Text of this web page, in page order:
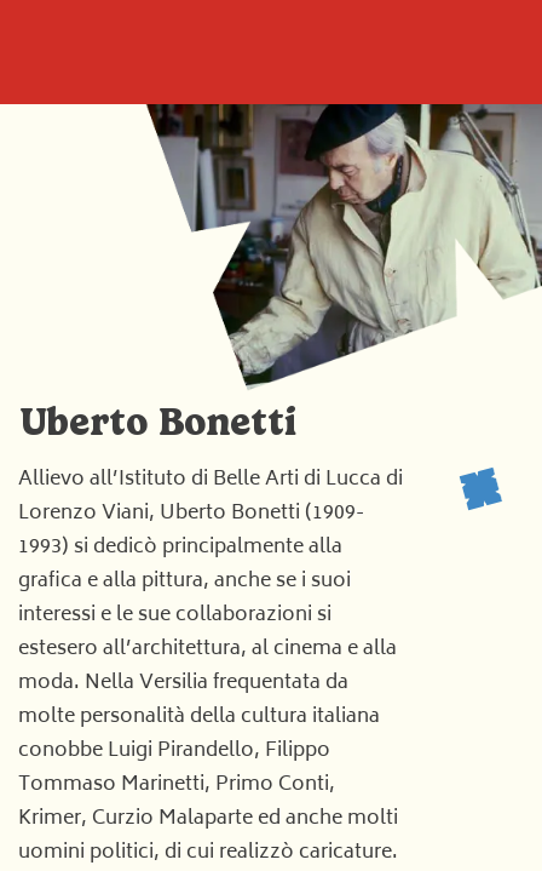
Uberto Bonetti
Allievo all’Istituto di Belle Arti di Lucca di
Lorenzo Viani, Uberto Bonetti (1909-
1993) si dedicò principalmente alla
grafica e alla pittura, anche se i suoi
interessi e le sue collaborazioni si
estesero all’architettura, al cinema e alla
moda. Nella Versilia frequentata da
molte personalità della cultura italiana
conobbe Luigi Pirandello, Filippo
Tommaso Marinetti, Primo Conti,
Krimer, Curzio Malaparte ed anche molti
uomini politici, di cui realizzò caricature.